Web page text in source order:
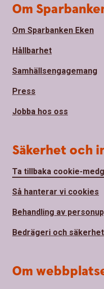
Om
Om Sparbanken Eken
Hållbarhet
Samhällsengagemang
Press
Jobba hos oss
Säkerhet och
Ta tillbaka cookie-
Så hanterar vi cookies
Behandling av
Bedrägeri och säkerhet
Om